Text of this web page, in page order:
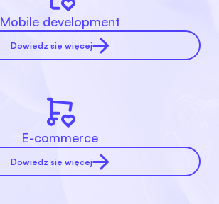
Mobile development
Dowiedz się więcej
E-commerce
Dowiedz się więcej